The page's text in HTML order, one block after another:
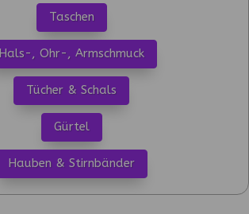
Taschen
Hals-, Ohr-, Armschmuck
Tücher & Schals
Gürtel
Hauben & Stirnbänder